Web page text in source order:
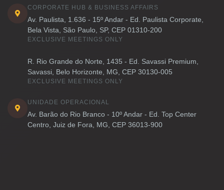
CORPORATE HUB & BUSINESS AFFAIRS
Av. Paulista, 1.636 - 15º Andar - Ed. Paulista Corporate,
Bela Vista, São Paulo, SP, CEP 01310-200
EXCLUSIVE MEETINGS ONLY
R. Rio Grande do Norte, 1435 - Ed. Savassi Premium,
Savassi, Belo Horizonte, MG, CEP 30130-005
EXCLUSIVE MEETINGS ONLY
UNIDADE OPERACIONAL
Av. Barão do Rio Branco - 10º Andar - Ed. Top Center
Centro, Juiz de Fora, MG, CEP 36013-900